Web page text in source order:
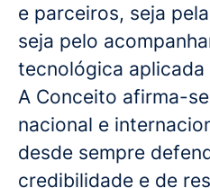
e parceiros, seja
seja pelo
tecnológica
A Conceito afirma-
nacional e
desde sempre
credibilidade e de